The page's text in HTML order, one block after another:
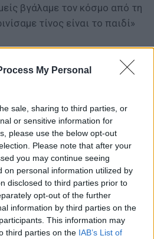
My Personal
sale, sharing to third parties, or
or sensitive information for
please use the below opt-out
Please note that after your
you may continue seeing
on personal information utilized by
disclosed to third parties prior to
opt-out of the further
information by third parties on the
This information may
third parties on the IAB’s List of
βγάλαμε τον κόσμο από τη
τίνος είναι το παιδί»